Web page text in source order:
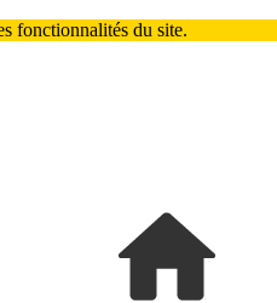
fonctionnalités du site.